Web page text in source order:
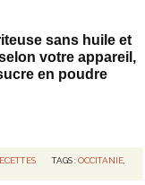
sans huile et
votre appareil,
en poudre
TAGS :OCCITANIE,